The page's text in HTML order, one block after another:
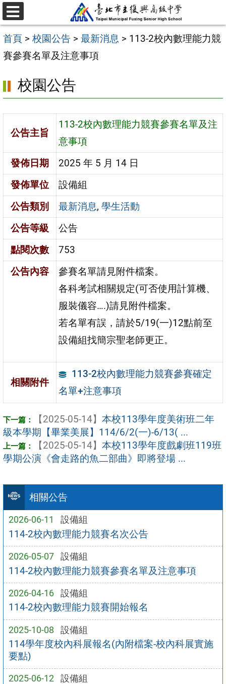
跳
至
主
要
容
區
選
單
首頁 > 校園公告 > 最新消息 > 113-2校內數理能力競
賽參賽名單及注意事項
相關公告
2026-06-11 設備組
114-2校內數理能力競賽名次公告
2026-05-07 設備組
114-2校內數理能力競賽參賽名單及注意事項
2026-04-16 設備組
114-2校內數理能力競賽開始報名
2025-10-08 設備組
114學年度校內科展報名(內附檔案-校內科展實施
要點)
2025-06-12 設備組
校園公告
公告主旨
113-2校內數理能力競賽參賽名單及注
意事項
發佈日期
2025 年 5 月 14 日
發佈單位
設備組
公告類別
最新消息,學生活動
公告等級
公告
點閱次數
753
公告內容
參賽名單請見附件檔案。
各科考試相關規定(可否使用計算機、
服裝儀容….)請見附件檔案。
若名單有誤，請於5/19(一)12點前至
設備組找簡宗聖老師更正。
相關附件
113-2校內數理能力競賽參賽確定
名單+注意事項
【2025-05-14】 本校113學年度美術班二年
級本學期【畢業美展】114/6/2(一)-6/13( ...
【2025-05-14】 本校113學年度戲劇班119班
學期公演《會走路的魚二部曲》即將登場 ...